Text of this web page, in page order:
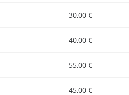
30,00 €
40,00 €
55,00 €
45,00 €